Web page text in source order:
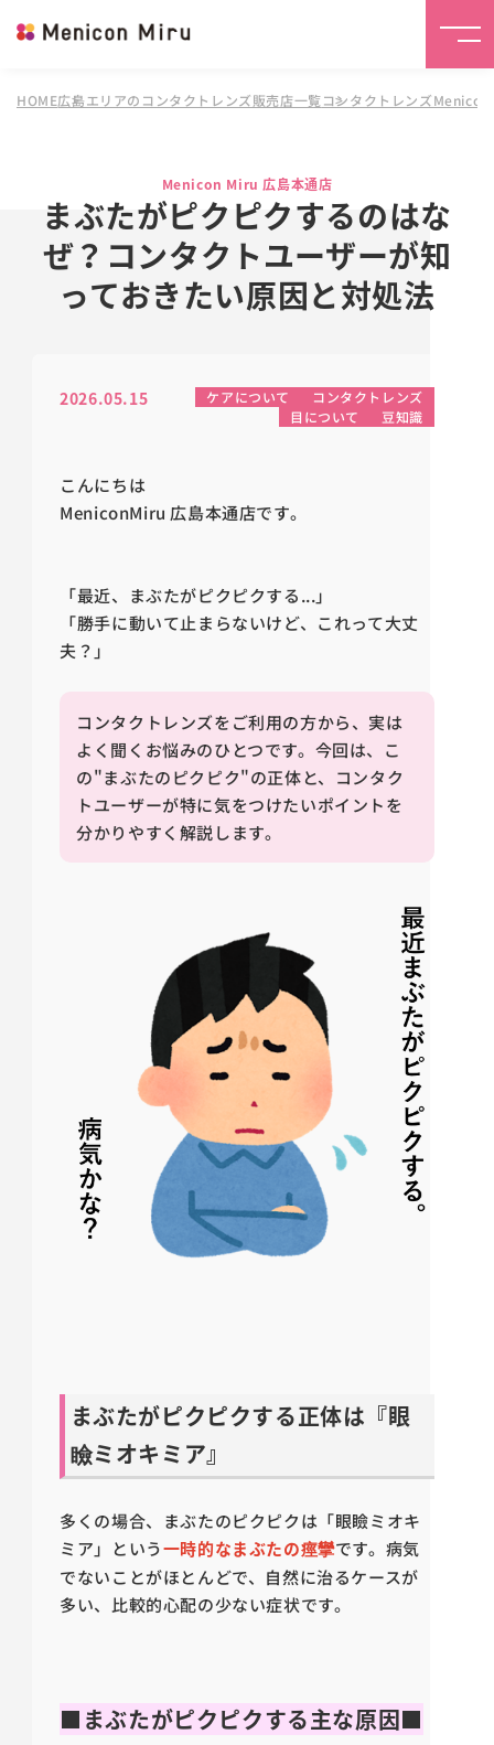
HOME広島エリアのコンタクトレンズ販売店一覧コンタクトレンズ
Menicon Miru 広島本通店
まぶたがピクピクするのはな
ぜ？コンタクトユーザーが知
っておきたい原因と対処法
2026.05.15 ケアについて
コンタクトレンズ
目について
豆知識
こんにちは
MeniconMiru 広島本通店です。
「最近、まぶたがピクピクする...」
「勝手に動いて止まらないけど、これって大丈
夫？」
コンタクトレンズをご利用の方から、実は
よく聞くお悩みのひとつです。今回は、こ
の"まぶたのピクピク"の正体と、コンタク
トユーザーが特に気をつけたいポイントを
分かりやすく解説します。
まぶたがピクピクする正体は『眼
瞼ミオキミア』
多くの場合、まぶたのピクピクは「眼瞼ミオキ
ミア」という一時的なまぶたの痙攣です。病気
でないことがほとんどで、自然に治るケースが
多い、比較的心配の少ない症状です。
■まぶたがピクピクする主な原因■